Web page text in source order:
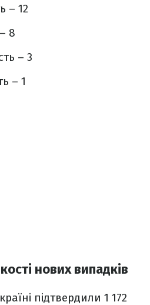
– 12
8
– 3
– 1
нових випадків
підтвердили 1 172